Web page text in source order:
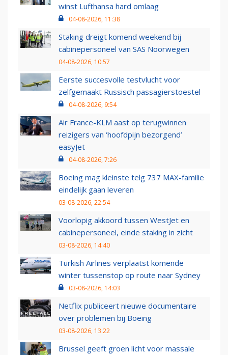
winst Lufthansa hard omlaag
04-08-2026, 11:38
Staking dreigt komend weekend bij
cabinepersoneel van SAS Noorwegen
04-08-2026, 10:57
Eerste succesvolle testvlucht voor
zelfgemaakt Russisch passagierstoestel
04-08-2026, 9:54
Air France-KLM aast op terugwinnen
reizigers van ‘hoofdpijn bezorgend’
easyJet
04-08-2026, 7:26
Boeing mag kleinste telg 737 MAX-familie
eindelijk gaan leveren
03-08-2026, 22:54
Voorlopig akkoord tussen WestJet en
cabinepersoneel, einde staking in zicht
03-08-2026, 14:40
Turkish Airlines verplaatst komende
winter tussenstop op route naar Sydney
03-08-2026, 14:03
Netflix publiceert nieuwe documentaire
over problemen bij Boeing
03-08-2026, 13:22
Brussel geeft groen licht voor massale